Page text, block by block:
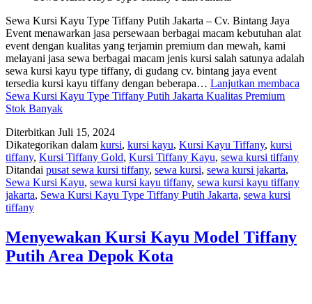
Sewa Kursi Kayu Type Tiffany Putih Jakarta – Cv. Bintang Jaya
Event menawarkan jasa persewaan berbagai macam kebutuhan alat
event dengan kualitas yang terjamin premium dan mewah, kami
melayani jasa sewa berbagai macam jenis kursi salah satunya adalah
sewa kursi kayu type tiffany, di gudang cv. bintang jaya event
tersedia kursi kayu tiffany dengan beberapa… Lanjutkan membaca
Sewa Kursi Kayu Type Tiffany Putih Jakarta Kualitas Premium
Stok Banyak
Diterbitkan Juli 15, 2024
Dikategorikan dalam kursi, kursi kayu, Kursi Kayu Tiffany, kursi
tiffany, Kursi Tiffany Gold, Kursi Tiffany Kayu, sewa kursi tiffany
Ditandai pusat sewa kursi tiffany, sewa kursi, sewa kursi jakarta,
Sewa Kursi Kayu, sewa kursi kayu tiffany, sewa kursi kayu tiffany
jakarta, Sewa Kursi Kayu Type Tiffany Putih Jakarta, sewa kursi
tiffany
Menyewakan Kursi Kayu Model Tiffany
Putih Area Depok Kota